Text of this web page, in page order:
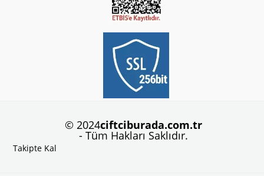
© 2024ciftciburada.com.tr
- Tüm Hakları Saklıdır.
Takipte Kal